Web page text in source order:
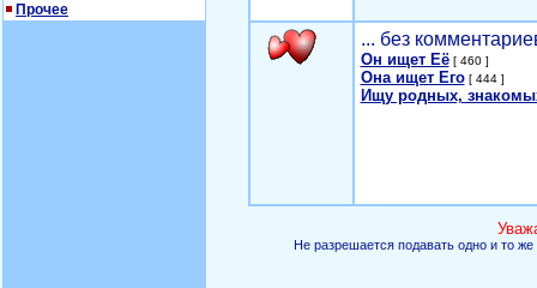
Прочее
... без
Он ищет Её[ 460 ]
Она ищет Его[ 444 ]
Ищу родных,
Не разрешается подавать одно и то